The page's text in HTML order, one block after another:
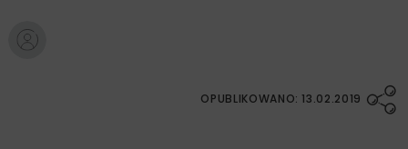
OPUBLIKOWANO: 13.02.2019